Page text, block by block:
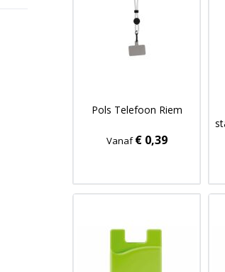
Pols Telefoon Riem
Vanaf€ 0,39